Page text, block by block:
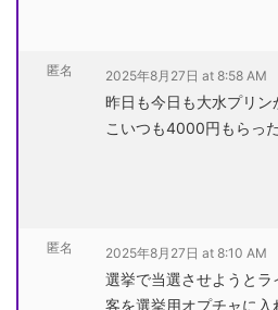
匿名 2025年8月27日 at 8:58 AM
昨日も今日も大水プリン
こいつも4000円もらっ
匿名 2025年8月27日 at 8:10 AM
選挙で当選させようと
客を選挙用オプチャに